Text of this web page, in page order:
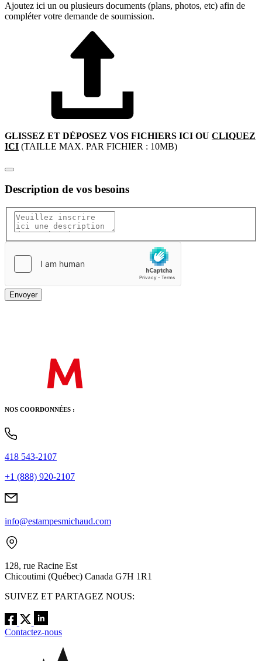
Ajoutez ici un ou plusieurs documents (plans, photos, etc) afin de
compléter votre demande de soumission.
GLISSEZ ET DÉPOSEZ VOS FICHIERS ICI OU CLIQUEZ
ICI (TAILLE MAX. PAR FICHIER : 10MB)
Description de vos besoins
Envoyer
NOS COORDONNÉES :
418 543-2107
+1 (888) 920-2107
info@estampesmichaud.com
128, rue Racine Est
Chicoutimi (Québec) Canada G7H 1R1
SUIVEZ ET PARTAGEZ NOUS:
Contactez-nous